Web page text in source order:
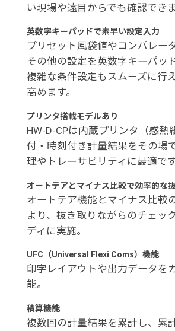
い現場や遠目からでも確認できま
英数字キーパッドで素早い設定入力
プリセット風袋値やコンパレー
その他の設定を英数字キーパッ
複雑な条件設定もスムーズに行
高めます。
プリンタ搭載モデルあり
HW-D-CPは内蔵プリンタ（感熱
付・時刻付き計量結果をその場
理やトレーサビリティに最適です
オートテアとマイナス比較で効率的な
オートテア機能とマイナス比較
より、抜き取りながらのチェッ
ディに実施。
UFC（Universal Flexi Coms）機能
印字レイアウトや出力データを
能。
積算機能
複数回の計量結果を累計し、累